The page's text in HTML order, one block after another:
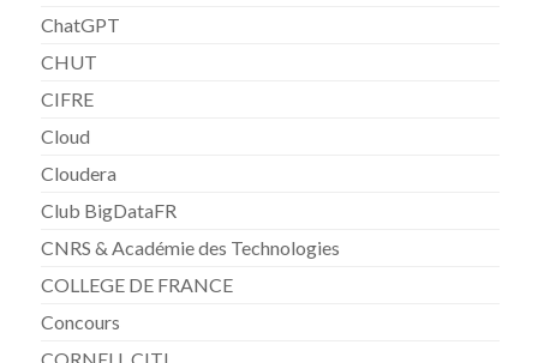
ChatGPT
CHUT
CIFRE
Cloud
Cloudera
Club BigDataFR
CNRS & Académie des Technologies
COLLEGE DE FRANCE
Concours
CORNELL CITI